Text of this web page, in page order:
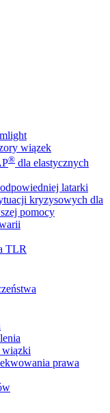
wiązek
® dla elastycznych
latarki
kryzysowych dla
pomocy
TLR
wiązki
prawa